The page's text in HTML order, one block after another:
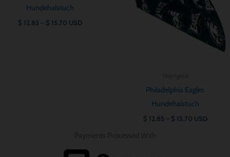
Hundehalstuch
$ 12.85 $ 15.70 USD
Philadelphia Eagles
Hundehalstuch
$ 12.85 $ 15.70 USD